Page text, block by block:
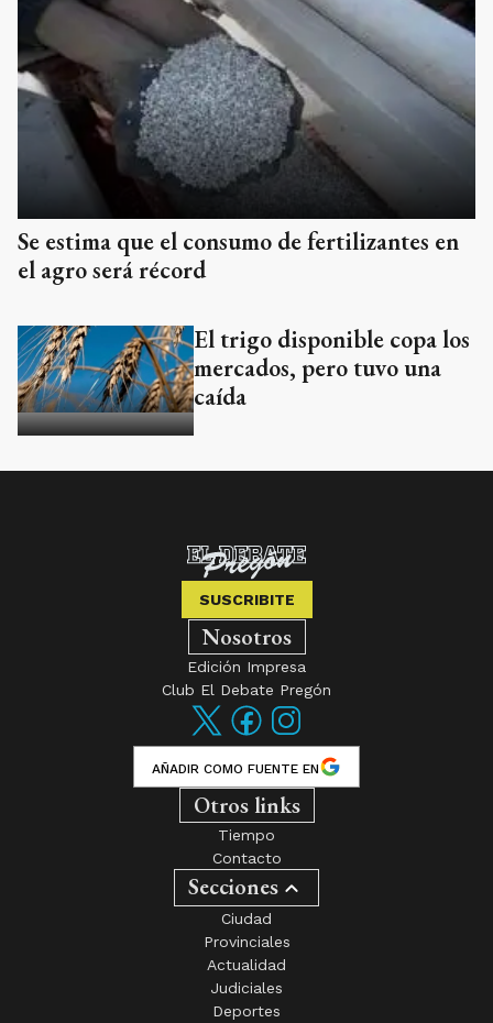
Se estima que el consumo de fertilizantes en
el agro será récord
El trigo disponible copa los
mercados, pero tuvo una
caída
SUSCRIBITE
Nosotros
Edición Impresa
Club El Debate Pregón
AÑADIR COMO FUENTE EN
Otros links
Tiempo
Contacto
Secciones
Ciudad
Provinciales
Actualidad
Judiciales
Deportes